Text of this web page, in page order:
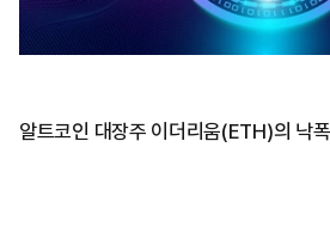
알트코인 대장주 이더리움(ETH)의 낙